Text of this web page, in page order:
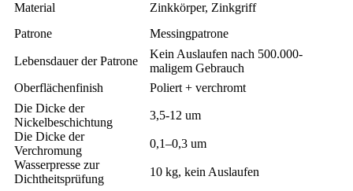
Material
Zinkkörper, Zinkgriff
Patrone
Messingpatrone
Lebensdauer der Patrone
Kein Auslaufen nach 500.000-
maligem Gebrauch
Oberflächenfinish
Poliert + verchromt
Die Dicke der
Nickelbeschichtung
3,5-12 um
Die Dicke der
Verchromung
0,1–0,3 um
Wasserpresse zur
Dichtheitsprüfung
10 kg, kein Auslaufen